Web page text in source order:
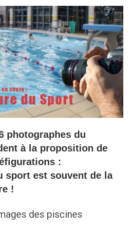
photographes du
à la proposition de
:
sport est souvent de la
!
des piscines